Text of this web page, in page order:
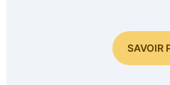
SAVOIR